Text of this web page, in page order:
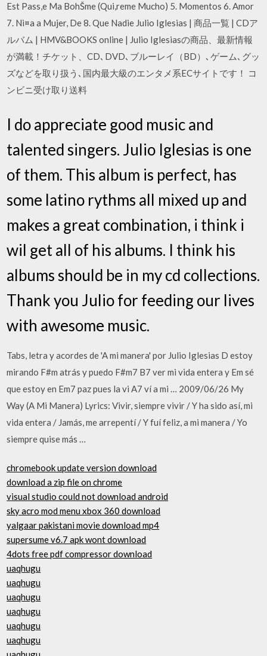
Est Pass,e Ma BohŠme (Qui,reme Mucho) 5. Momentos 6. Amor
7. Ni¤a a Mujer, De 8. Que Nadie Julio Iglesias | 商品一覧 | CDア
ルバム | HMV&BOOKS online | Julio Iglesiasの商品、最新情報
が満載！チケット、CD､DVD､ブルーレイ（BD）､ゲーム､グッ
ズなどを取り扱う､国内最大級のエンタメ系ECサイトです！ コ
ンビニ受け取り送料
I do appreciate good music and
talented singers. Julio Iglesias is one
of them. This album is perfect, has
some latino rythms all mixed up and
makes a great combination, i think i
wil get all of his albums. I think his
albums should be in my cd collections.
Thank you Julio for feeding our lives
with awesome music.
Tabs, letra y acordes de 'A mi manera' por Julio Iglesias D estoy
mirando F#m atrás y puedo F#m7 B7 ver mi vida entera y Em sé
que estoy en Em7 paz pues la vi A7 ví a mi … 2009/06/26 My
Way (A Mi Manera) Lyrics: Vivir, siempre vivir / Y ha sido así, mi
vida entera / Jamás, me arrepentí / Y fuí feliz, a mi manera / Yo
siempre quise más …
chromebook update version download
download a zip file on chrome
visual studio could not download android
sky acro mod menu xbox 360 download
yalgaar pakistani movie download mp4
supersume v6.7 apk wont download
4dots free pdf compressor download
uaqhugu
uaqhugu
uaqhugu
uaqhugu
uaqhugu
uaqhugu